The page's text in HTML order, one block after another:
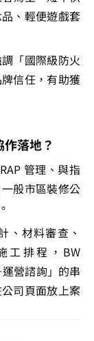
、輕便遊戲套
「國際級防火
信任，有助獲
落地？
管理、與指
般市區裝修公
、材料審查、
工排程，BW
營諮詢」的串
司頁面放上案